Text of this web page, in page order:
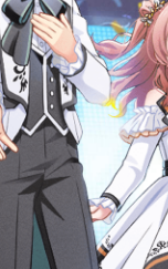
マイデスク
活動履歴
閲覧履歴・購入履歴
チェックイン
マイスケジュール